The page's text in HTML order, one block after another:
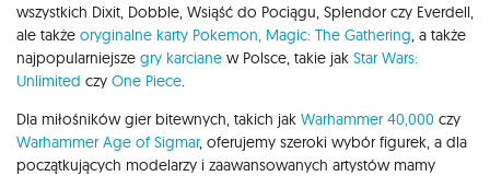
wszystkich Dixit, Dobble, Wsiąść do Pociągu, Splendor czy Everdell,
ale także oryginalne karty Pokemon, Magic: The Gathering , a także
najpopularniejsze gry karciane w Polsce, takie jak Star Wars:
Unlimited czy One Piece
Dla miłośników gier bitewnych, takich jak Warhammer 40,000 czy
Warhammer Age of Sigmar, oferujemy szeroki wybór figurek, a dla
początkujących modelarzy i zaawansowanych artystów mamy